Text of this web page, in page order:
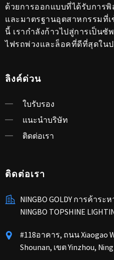
ด้วยการออกแบบที่ได้รับการพิ
และมาตรฐานอุตสาหกรรมที่เ
นี้ เรากำลังก้าวไปสู่การเป็นซั
ไฟรถพ่วงและล็อคที่ดีที่สุดในป
ลิงค์ด่วน
ใบรับรอง
แนะนำบริษัท
ติดต่อเรา
ติดต่อเรา
NINGBO GOLDY การค้าระ
NINGBO TOPSHINE
#118อาคาร, ถนน Xiaogao
Shounan, เขต Yinzhou,